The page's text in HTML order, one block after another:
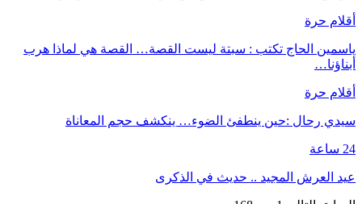
أقلام حرة
ياسمين الحاج تكتب : سبتة ليست القصة… القصة هي لماذا هرب
أبناؤنا…
أقلام حرة
سيدي رحال :حين ينطفئ الضوء… ينكشف حجم المعاناة
24 ساعة
عيد العرش المجيد .. حديث في الذكرى